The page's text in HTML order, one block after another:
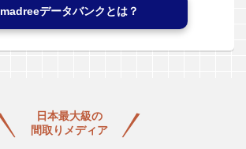
madreeデータバンクとは？
日本最大級の
間取りメディア